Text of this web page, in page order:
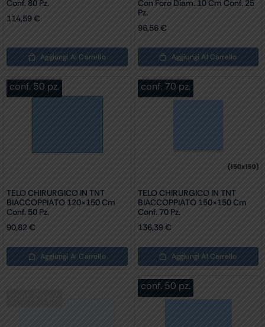
Conf. 80 Pz.
114,59€
Aggiungi Al Carrello
Con Foro Diam. 10 Cm Conf. 25
Pz.
96,56€
Aggiungi Al Carrello
conf. 50 pz.
TELO CHIRURGICO IN TNT
BIACCOPPIATO 120×150 Cm
Conf. 50 Pz.
90,82€
Aggiungi Al Carrello
conf. 70 pz.
TELO CHIRURGICO IN TNT
BIACCOPPIATO 150×150 Cm
Conf. 70 Pz.
136,39 €
Aggiungi Al Carrello
conf. 50 pz.